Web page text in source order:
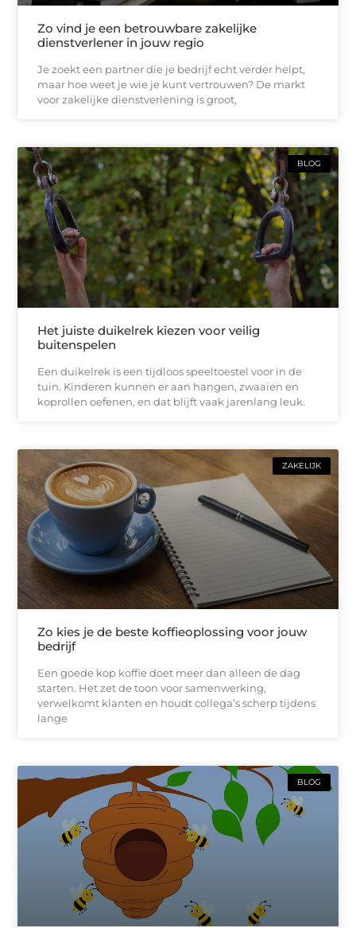
Zo vind je een betrouwbare zakelijke
dienstverlener in jouw regio
Je zoekt een partner die je bedrijf echt verder helpt,
maar hoe weet je wie je kunt vertrouwen? De markt
voor zakelijke dienstverlening is groot,
BLOG
Het juiste duikelrek kiezen voor veilig
buitenspelen
Een duikelrek is een tijdloos speeltoestel voor in de
tuin. Kinderen kunnen er aan hangen, zwaaien en
koprollen oefenen, en dat blijft vaak jarenlang leuk.
ZAKELIJK
Zo kies je de beste koffieoplossing voor jouw
bedrijf
Een goede kop koffie doet meer dan alleen de dag
starten. Het zet de toon voor samenwerking,
verwelkomt klanten en houdt collega’s scherp tijdens
lange
BLOG